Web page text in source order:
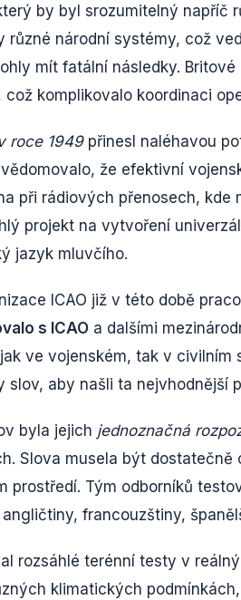
by byl srozumitelný napříč
různé národní systémy, což
mít fatální následky.
komplikovalo koordinaci
roce 1949přinesl naléhavou
že efektivní
při rádiových přenosech, kde
projekt na vytvoření
jazyk mluvčího.
ICAO již v této době
s ICAO a dalšími
ve vojenském, tak v civilním
aby našli ta nejvhodnější
byla jejich jednoznačná
Slova musela být dostatečně
prostředí. Tým odborníků
francouzštiny,
rozsáhlé terénní testy v
klimatických